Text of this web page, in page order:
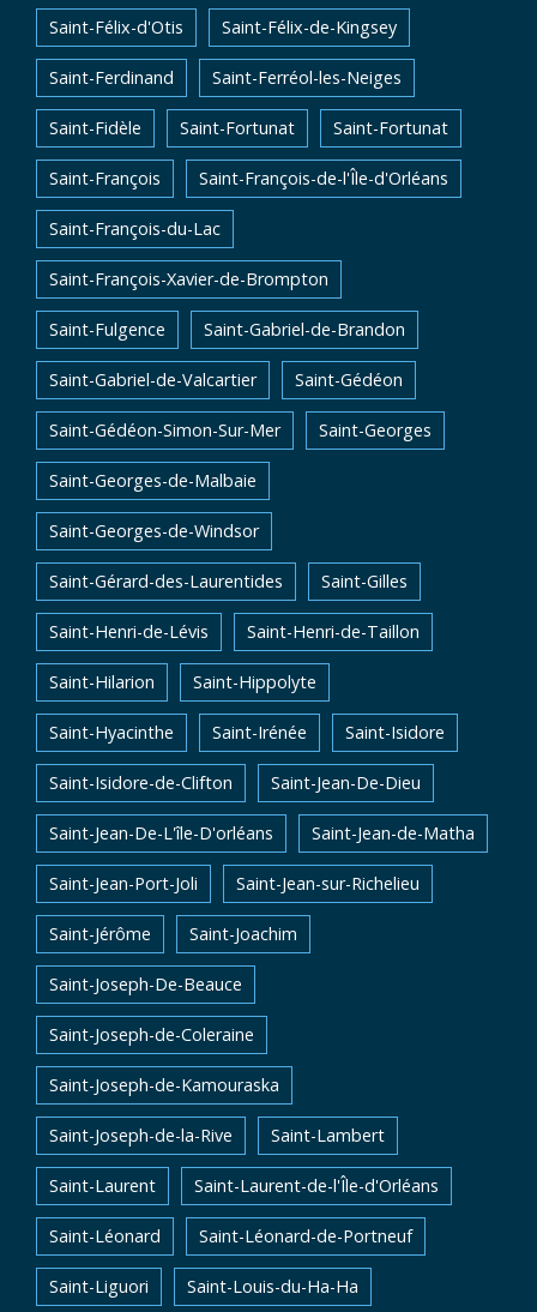
Saint-Félix-d'Otis Saint-Félix-de-Kingsey
Saint-Ferdinand Saint-Ferréol-les-Neiges
Saint-Fidèle Saint-Fortunat Saint-Fortunat
Saint-François Saint-François-de-l'Île-d'Orléans
Saint-François-du-Lac
Saint-François-Xavier-de-Brompton
Saint-Fulgence Saint-Gabriel-de-Brandon
Saint-Gabriel-de-Valcartier Saint-Gédéon
Saint-Gédéon-Simon-Sur-Mer Saint-Georges
Saint-Georges-de-Malbaie
Saint-Georges-de-Windsor
Saint-Gérard-des-Laurentides Saint-Gilles
Saint-Henri-de-Lévis Saint-Henri-de-Taillon
Saint-Hilarion Saint-Hippolyte
Saint-Hyacinthe Saint-Irénée Saint-Isidore
Saint-Isidore-de-Clifton Saint-Jean-De-Dieu
Saint-Jean-De-L'île-D'orléans Saint-Jean-de-Matha
Saint-Jean-Port-Joli Saint-Jean-sur-Richelieu
Saint-Jérôme Saint-Joachim
Saint-Joseph-De-Beauce
Saint-Joseph-de-Coleraine
Saint-Joseph-de-Kamouraska
Saint-Joseph-de-la-Rive Saint-Lambert
Saint-Laurent Saint-Laurent-de-l'Île-d'Orléans
Saint-Léonard Saint-Léonard-de-Portneuf
Saint-Liguori Saint-Louis-du-Ha-Ha